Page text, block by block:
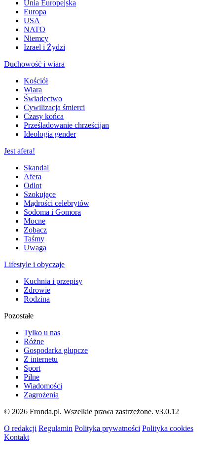
Unia Europejska
Europa
USA
NATO
Niemcy
Izrael i Żydzi
Duchowość i wiara
Kościół
Wiara
Świadectwo
Cywilizacja śmierci
Czasy końca
Prześladowanie chrześcijan
Ideologia gender
Jest afera!
Skandal
Afera
Odlot
Szokujące
Mądrości celebrytów
Sodoma i Gomora
Mocne
Zobacz
Taśmy
Uwaga
Lifestyle i obyczaje
Kuchnia i przepisy
Zdrowie
Rodzina
Pozostałe
Tylko u nas
Różne
Gospodarka głupcze
Z internetu
Sport
Pilne
Wiadomości
Zagrożenia
© 2026 Fronda.pl. Wszelkie prawa zastrzeżone. v3.0.12
O redakcji Regulamin Polityka prywatności Polityka cookies
Kontakt